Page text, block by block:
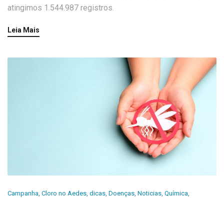
atingimos 1.544.987 registros.
Leia Mais
Campanha, Cloro no Aedes, dicas, Doenças, Noticias, Química,